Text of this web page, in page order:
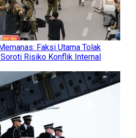
Faksi Utama Tolak
Risiko Konflik Internal